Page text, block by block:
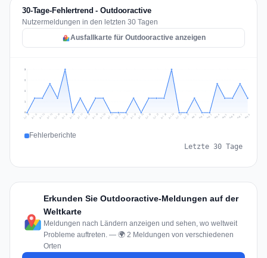
30-Tage-Fehlertrend - Outdooractive
Nutzermeldungen in den letzten 30 Tagen
Ausfallkarte für Outdooractive anzeigen
1
2
2
3
Jul 10 Jul 11 Jul 12 Jul 13 Jul 14 Jul 15 Jul 16 Jul 17 Jul 18 Jul 19 Jul 20 Jul 21 Jul 22 Jul 23 Jul 24 Jul 25 Jul 26 Jul 27 Jul 28 Jul 29 Jul 30 Jul 31 Aug 1 Aug 2 Aug 3 Aug 4 Aug 5 Aug 6 Aug 7 Aug 8
Fehlerberichte
Letzte 30 Tage
Erkunden Sie Outdooractive-Meldungen auf der
Weltkarte
Meldungen nach Ländern anzeigen und sehen, wo weltweit
Probleme auftreten. — 🌍 2 Meldungen von verschiedenen
Orten